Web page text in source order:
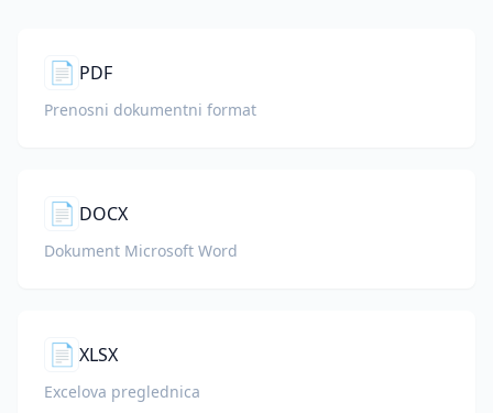
📄 PDF
Prenosni dokumentni format
📄 DOCX
Dokument Microsoft Word
📄 XLSX
Excelova preglednica